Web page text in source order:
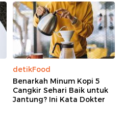
detikFood
Benarkah Minum Kopi 5
Cangkir Sehari Baik untuk
Jantung? Ini Kata Dokter